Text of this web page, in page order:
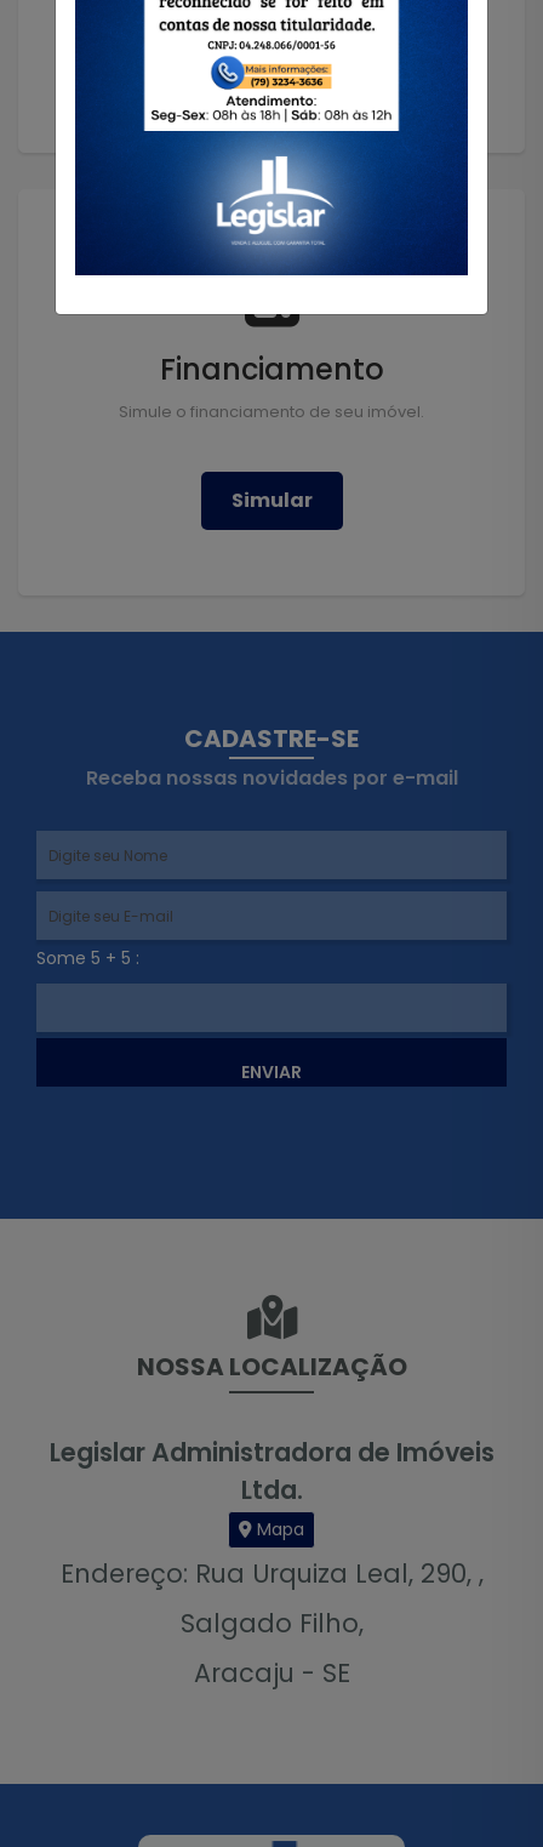
Solicitar
Financiamento
Simule o financiamento de seu imóvel.
Simular
CADASTRE-SE
Receba nossas novidades por e-mail
Some 5 + 5 :
ENVIAR
NOSSA LOCALIZAÇÃO
Legislar Administradora de Imóveis
Ltda.
Mapa
Endereço: Rua Urquiza Leal, 290, ,
Salgado Filho,
Aracaju - SE